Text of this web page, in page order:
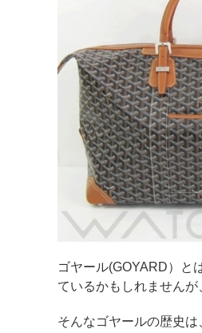
ゴヤール(GOYARD）と
ているかもしれませんが
そんなゴヤールの歴史